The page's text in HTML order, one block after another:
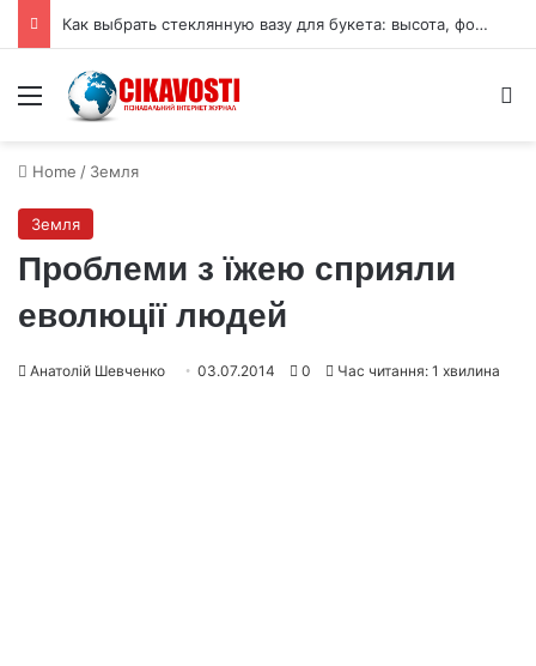
Как выбрать стеклянную вазу для букета: высота, форма и размер горлышка
Menu
Home / Земля
Земля
Проблеми з їжею сприяли
еволюції людей
Анатолій Шевченко 03.07.2014 0 Час читання: 1 хвилина